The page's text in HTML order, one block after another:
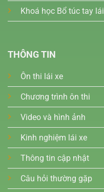
Khoá học Bổ túc tay lái
THÔNG TIN
Ôn thi lái xe
Chương trình ôn thi
Video và hình ảnh
Kinh nghiệm lái xe
Thông tin cập nhật
Câu hỏi thường gặp